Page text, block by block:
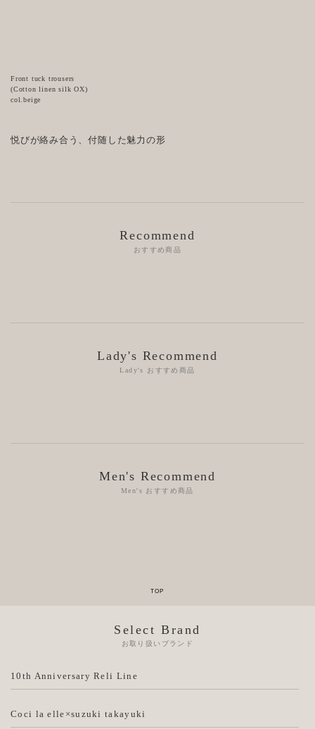
Front tuck trousers
(Cotton linen silk OX)
col.beige
悦びが絡み合う、付随した魅力の形
Recommend
おすすめ商品
Lady's Recommend
Lady's おすすめ商品
Men's Recommend
Men's おすすめ商品
Select Brand
お取り扱いブランド
10th Anniversary Reli Line
Coci la elle×suzuki takayuki